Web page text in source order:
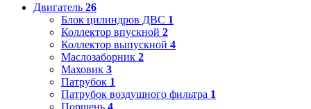
Двигатель 26
Блок цилиндров ДВС 1
Коллектор впускной 2
Коллектор выпускной 4
Маслозаборник 2
Маховик 3
Патрубок 1
Патрубок воздушного фильтра 1
Поршень 4